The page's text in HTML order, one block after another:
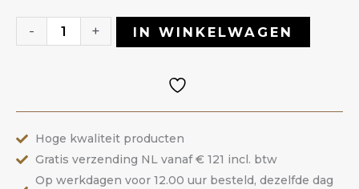
-
aantal
+ IN WINKELWAGEN
Hoge kwaliteit producten
Gratis verzending NL vanaf € 121 incl. btw
Op werkdagen voor 12.00 uur besteld, dezelfde dag